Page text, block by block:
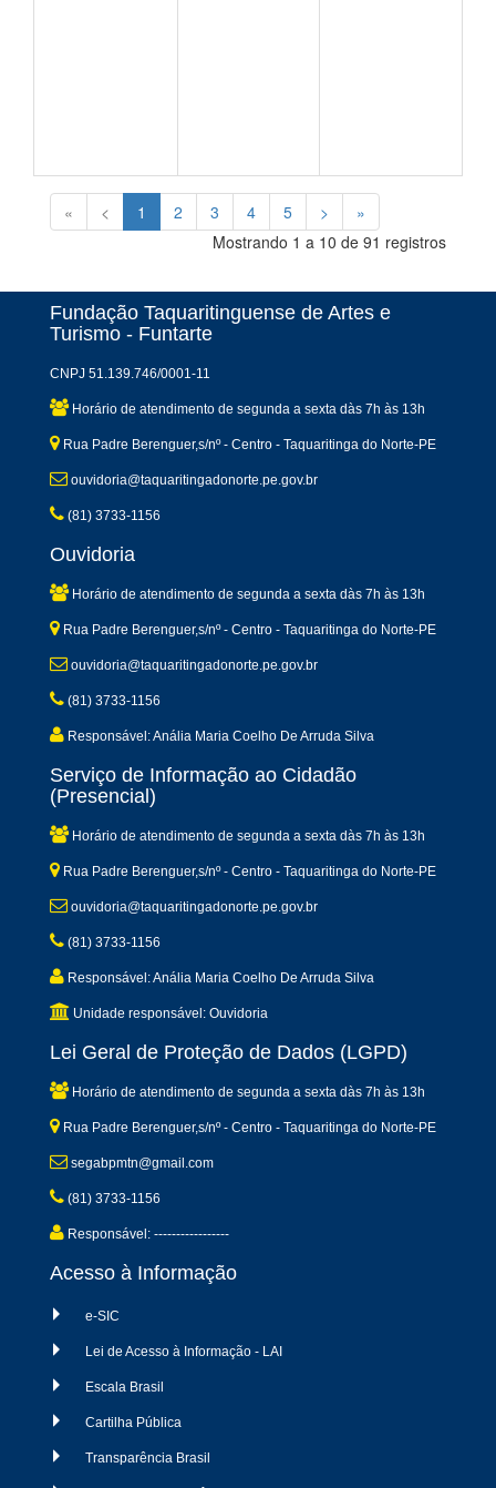
« < 1 2 3 4 5 >
»
Mostrando 1 a 10 de 91 registros
Fundação Taquaritinguense de Artes e
Turismo - Funtarte
CNPJ 51.139.746/0001-11
Horário de atendimento de segunda a sexta dàs 7h às 13h
Rua Padre Berenguer,s/nº - Centro - Taquaritinga do Norte-PE
ouvidoria@taquaritingadonorte.pe.gov.br
(81) 3733-1156
Ouvidoria
Horário de atendimento de segunda a sexta dàs 7h às 13h
Rua Padre Berenguer,s/nº - Centro - Taquaritinga do Norte-PE
ouvidoria@taquaritingadonorte.pe.gov.br
(81) 3733-1156
Responsável: Anália Maria Coelho De Arruda Silva
Serviço de Informação ao Cidadão
(Presencial)
Horário de atendimento de segunda a sexta dàs 7h às 13h
Rua Padre Berenguer,s/nº - Centro - Taquaritinga do Norte-PE
ouvidoria@taquaritingadonorte.pe.gov.br
(81) 3733-1156
Responsável: Anália Maria Coelho De Arruda Silva
Unidade responsável: Ouvidoria
Lei Geral de Proteção de Dados (LGPD)
Horário de atendimento de segunda a sexta dàs 7h às 13h
Rua Padre Berenguer,s/nº - Centro - Taquaritinga do Norte-PE
segabpmtn@gmail.com
(81) 3733-1156
Responsável: -----------------
Acesso à Informação
e-SIC
Lei de Acesso à Informação - LAI
Escala Brasil
Cartilha Pública
Transparência Brasil